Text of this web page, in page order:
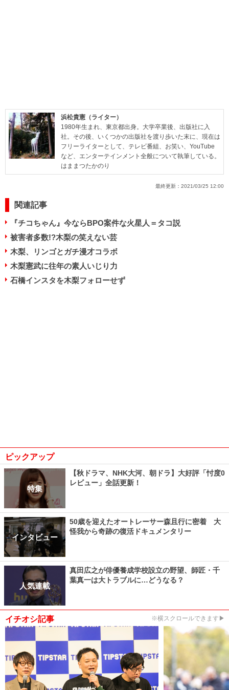
浜松貴憲（ライター）
1980年生まれ、東京都出身。大学卒業後、出版社に入
社。その後、いくつかの出版社を渡り歩いた末に、現在は
フリーライターとして、テレビ番組、お笑い、YouTube
など、エンターテインメント全般について執筆している。
はままつたかのり
最終更新： 2021/03/25 12:00
関連記事
『チコちゃん』今ならBPO案件な火星人＝タコ説
被害者多数!?木梨の笑えない芸
木梨、リンゴとガチ漫才コラボ
木梨憲武に往年の素人いじり力
石橋インスタを木梨フォローせず
ピックアップ
特集
【秋ドラマ、NHK大河、朝ドラ】大好評「忖度0
レビュー」全話更新！
インタビュー
50歳を迎えたオートレーサー森且行に密着 大
怪我から奇跡の復活ドキュメンタリー
人気連載
真田広之が俳優養成学校設立の野望、師匠・千
葉真一は大トラブルに…どうなる？
イチオシ記事 ※横スクロールできます▶